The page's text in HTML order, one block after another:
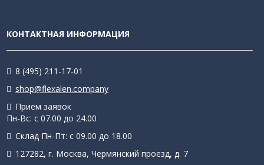
КОНТАКТНАЯ ИНФОРМАЦИЯ
8 (495) 211-17-01
shop@flexalen.company
Приём заявок
Пн-Вс: с 07.00 до 24.00
Склад Пн-Пт: с 09.00 до 18.00
127282, г. Москва, Чермянский проезд, д. 7